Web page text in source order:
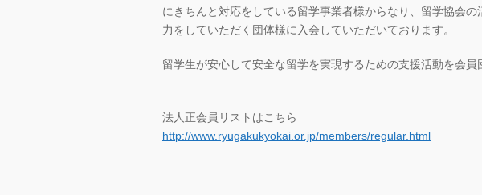
にきちんと対応をしている留学事業者様からなり、留学協会
力をしていただく団体様に入会していただいております。
留学生が安心して安全な留学を実現するための支援活動を会員
法人正会員リストはこちら
http://www.ryugakukyokai.or.jp/members/regular.html